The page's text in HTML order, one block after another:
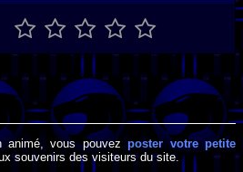
animé, vous pouvezposter votre petite
souvenirs des visiteurs du site.